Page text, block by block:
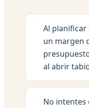
Al
un margen
al abrir
No intentes